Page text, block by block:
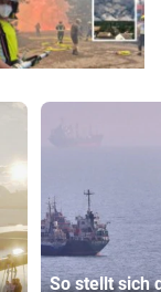
So stellt sich